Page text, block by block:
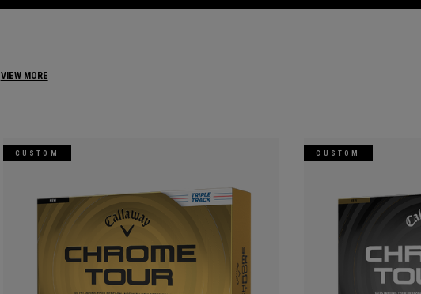
VIEW MORE
CUSTOM CUSTOM